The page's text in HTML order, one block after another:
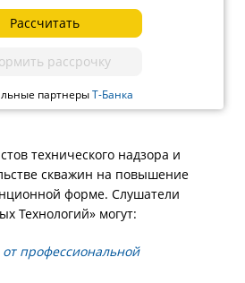
Рассчитать
рассрочку
партнерыТ-Банка
технического надзора и
скважин на повышение
форме. Слушатели
Технологий» могут:
профессиональной